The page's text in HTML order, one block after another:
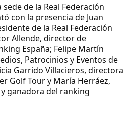
de la Real Federación
con la presencia de Juan
de la Real Federación
Allende, director de
España; Felipe Martín
Patrocinios y Eventos de
Garrido Villacieros, directora
Golf Tour y María Herráez,
ganadora del ranking